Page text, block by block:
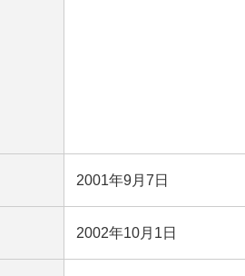
2001年9月7日
2002年10月1日